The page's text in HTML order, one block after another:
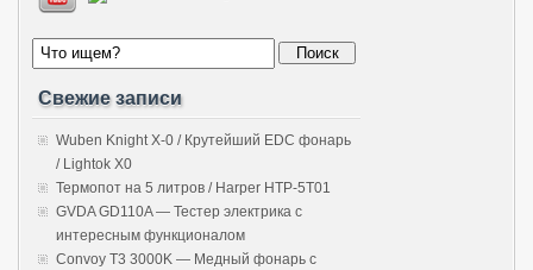
Свежие записи
Wuben Knight X-0 / Крутейший EDC фонарь
/ Lightok X0
Термопот на 5 литров / Harper HTP-5T01
GVDA GD110A — Тестер электрика с
интересным функционалом
Convoy T3 3000K — Медный фонарь с